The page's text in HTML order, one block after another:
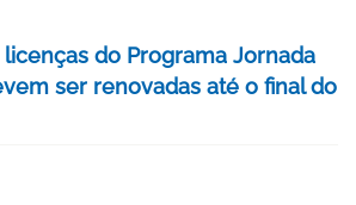
do Programa Jornada
ser renovadas até o final do